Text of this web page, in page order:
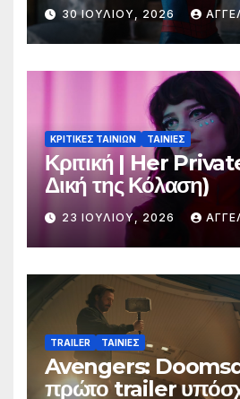
30 ΙΟΥΛΊΟΥ, 2026
ΚΡΙΤΙΚΕΣ ΤΑΙΝΙΩΝ ΤΑΙΝΙΕΣ
Κριτική | Her
Δική της Κόλαση)
23 ΙΟΥΛΊΟΥ, 2026
TRAILER ΤΑΙΝΙΕΣ
Avengers:
πρώτο trailer